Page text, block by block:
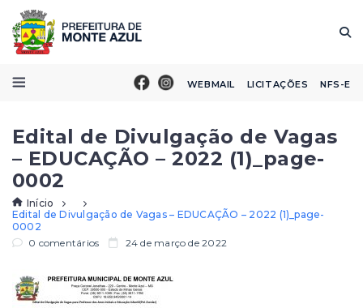
WEBMAIL LICITAÇÕES NFS-E
Edital de Divulgação de Vagas
– EDUCAÇÃO – 2022 (1)_page-
0002
Início
Edital de Divulgação de Vagas – EDUCAÇÃO – 2022 (1)_page-
0002
0 comentários
24 de março de 2022